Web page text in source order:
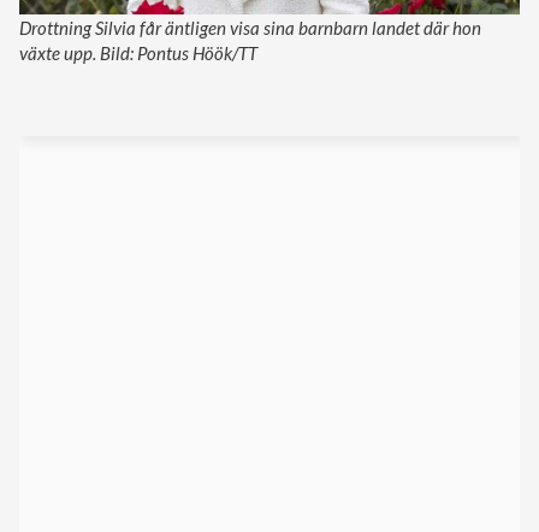
Drottning Silvia får äntligen visa sina barnbarn landet där hon
växte upp. Bild: Pontus Höök/TT